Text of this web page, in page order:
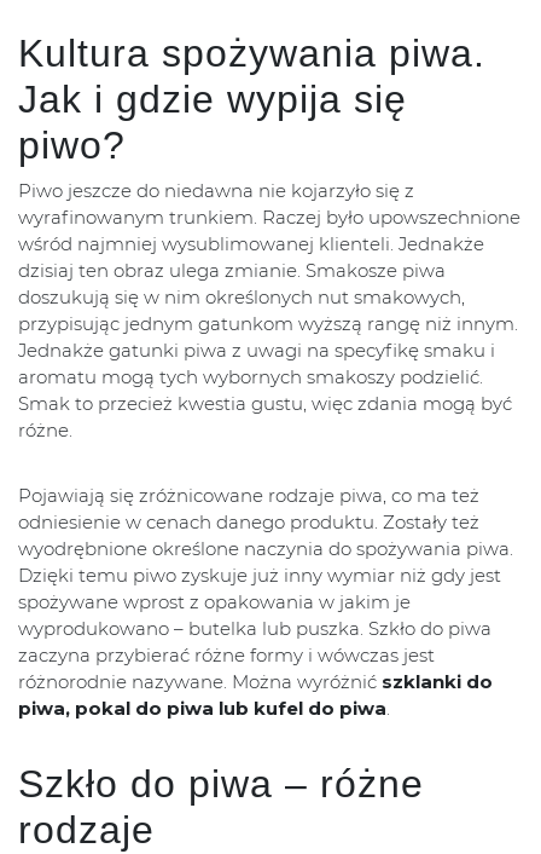
Kultura spożywania piwa.
Jak i gdzie wypija się
piwo?
Piwo jeszcze do niedawna nie kojarzyło się z
wyrafinowanym trunkiem. Raczej było upowszechnione
wśród najmniej wysublimowanej klienteli. Jednakże
dzisiaj ten obraz ulega zmianie. Smakosze piwa
doszukują się w nim określonych nut smakowych,
przypisując jednym gatunkom wyższą rangę niż innym.
Jednakże gatunki piwa z uwagi na specyfikę smaku i
aromatu mogą tych wybornych smakoszy podzielić.
Smak to przecież kwestia gustu, więc zdania mogą być
różne.
Pojawiają się zróżnicowane rodzaje piwa, co ma też
odniesienie w cenach danego produktu. Zostały też
wyodrębnione określone naczynia do spożywania piwa.
Dzięki temu piwo zyskuje już inny wymiar niż gdy jest
spożywane wprost z opakowania w jakim je
wyprodukowano – butelka lub puszka. Szkło do piwa
zaczyna przybierać różne formy i wówczas jest
różnorodnie nazywane. Można wyróżnić szklanki do
piwa, pokal do piwa lub kufel do piwa.
Szkło do piwa – różne
rodzaje